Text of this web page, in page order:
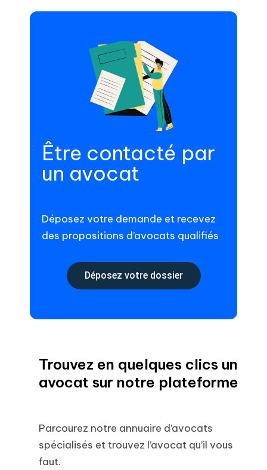
Être contacté par
un avocat
Déposez votre demande et recevez
des propositions d’avocats qualifiés
Déposez votre dossier
Trouvez en quelques clics un
avocat sur notre plateforme
Parcourez notre annuaire d’avocats
spécialisés et trouvez l’avocat qu’il vous
faut.